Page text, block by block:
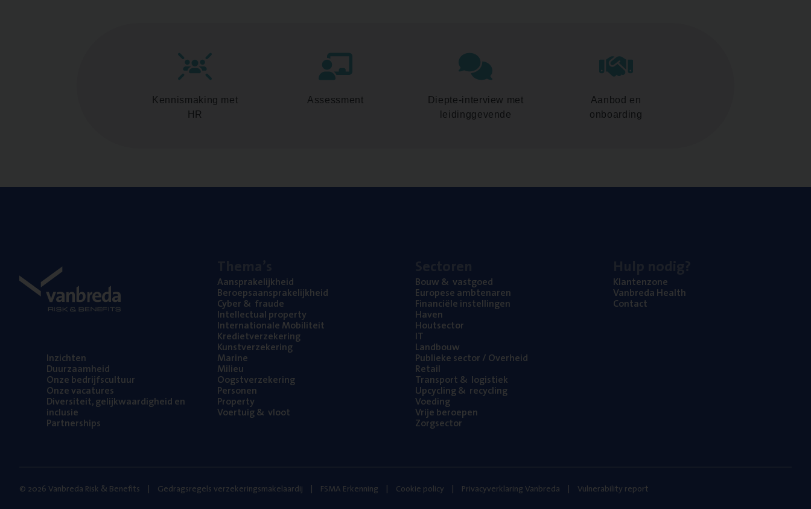
Kennismaking met
HR
Assessment
Diepte-interview met
leidinggevende
Aanbod en
onboarding
Inzich­ten
Duur­zaam­heid
Onze bedrijfs­cul­tuur
Onze vaca­tu­res
Diver­si­teit, gelijk­waar­dig­heid en
inclusie
Part­ner­ships
Aan­spra­ke­lijk­heid
Beroeps­aan­spra­ke­lijk­heid
Cyber& fraude
Intel­lec­tu­al property
Inter­na­ti­o­na­le Mobiliteit
Kre­diet­ver­ze­ke­ring
Kunst­ver­ze­ke­ring
Mari­ne
Mili­eu
Oogst­ver­ze­ke­ring
Per­so­nen
Pro­per­ty
Voer­tuig& vloot
Bouw& vastgoed
Euro­pe­se ambtenaren
Finan­ci­ë­le instellingen
Haven
Hout­sec­tor
IT
Land­bouw
Publie­ke sec­tor / Overheid
Retail
Trans­port& logistiek
Upcy­cling& recycling
Voe­ding
Vrije beroe­pen
Zorg­sec­tor
Klan­ten­zo­ne
Van­b­re­da Health
Con­tact
© 2026 Vanbreda Risk & Benefits Gedragsregels verzekeringsmakelaardij FSMA Erkenning Cookie policy Privacyverklaring Vanbreda Vulnerability report